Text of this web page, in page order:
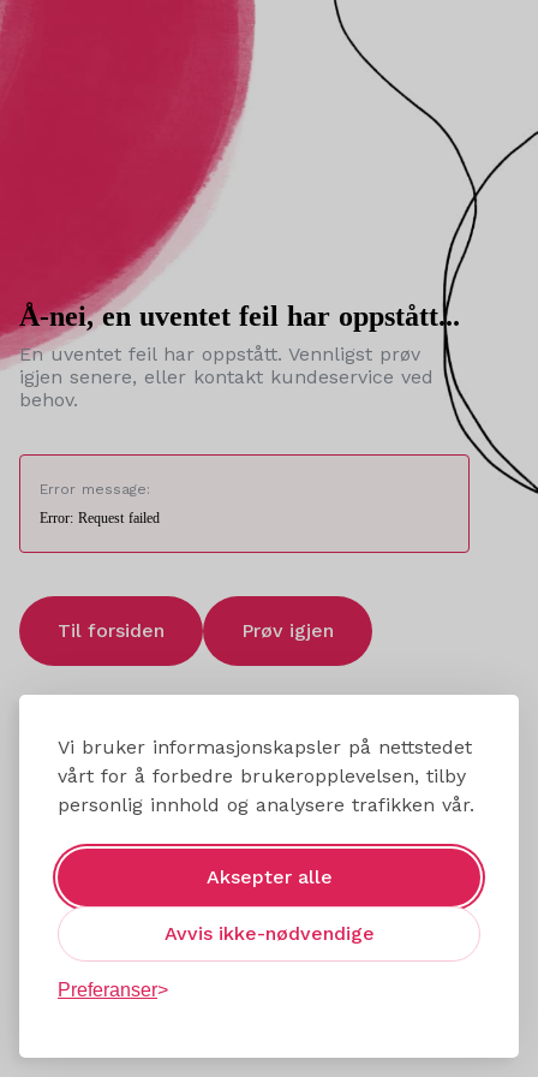
Vi bruker informasjonskapsler på nettstedet
vårt for å forbedre brukeropplevelsen, tilby
personlig innhold og analysere trafikken vår.
Aksepter alle
Avvis ikke-nødvendige
Preferanser
Å-nei, en uventet feil har oppstått...
En uventet feil har oppstått. Vennligst prøv
igjen senere, eller kontakt kundeservice ved
behov.
Error message:
Error: Request failed
Til forsiden Prøv igjen